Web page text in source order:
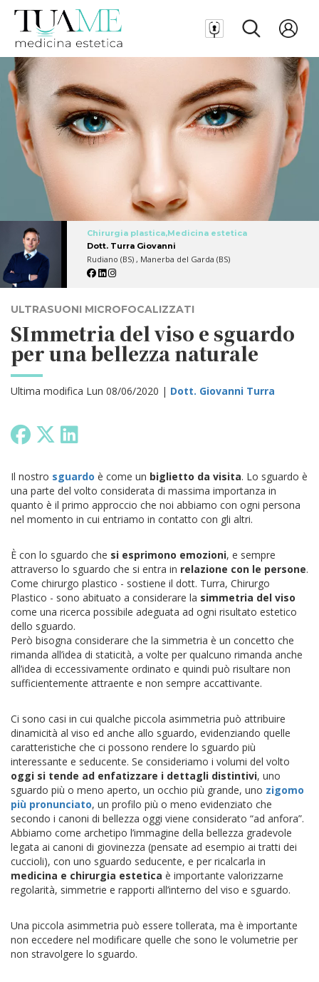
Chirurgia plastica,Medicina estetica
Dott. Turra Giovanni
Rudiano (BS) , Manerba del Garda (BS)
ULTRASUONI MICROFOCALIZZATI
SImmetria del viso e sguardo
per una bellezza naturale
Ultima modifica Lun 08/06/2020 | Dott. Giovanni Turra
Il nostro sguardo è come un biglietto da visita. Lo sguardo è
una parte del volto considerata di massima importanza in
quanto è il primo approccio che noi abbiamo con ogni persona
nel momento in cui entriamo in contatto con gli altri.
È con lo sguardo che si esprimono emozioni, e sempre
attraverso lo sguardo che si entra in relazione con le persone.
Come chirurgo plastico - sostiene il dott. Turra, Chirurgo
Plastico - sono abituato a considerare la simmetria del viso
come una ricerca possibile adeguata ad ogni risultato estetico
dello sguardo.
Però bisogna considerare che la simmetria è un concetto che
rimanda all’idea di staticità, a volte per qualcuno rimanda anche
all’idea di eccessivamente ordinato e quindi può risultare non
sufficientemente attraente e non sempre accattivante.
Ci sono casi in cui qualche piccola asimmetria può attribuire
dinamicità al viso ed anche allo sguardo, evidenziando quelle
caratteristiche che ci possono rendere lo sguardo più
interessante e seducente. Se consideriamo i volumi del volto
oggi si tende ad enfatizzare i dettagli distintivi, uno
sguardo più o meno aperto, un occhio più grande, uno zigomo
più pronunciato, un profilo più o meno evidenziato che
secondo i canoni di bellezza oggi viene considerato “ad anfora”.
Abbiamo come archetipo l’immagine della bellezza gradevole
legata ai canoni di giovinezza (pensate ad esempio ai tratti dei
cuccioli), con uno sguardo seducente, e per ricalcarla in
medicina e chirurgia estetica è importante valorizzarne
regolarità, simmetrie e rapporti all’interno del viso e sguardo.
Una piccola asimmetria può essere tollerata, ma è importante
non eccedere nel modificare quelle che sono le volumetrie per
non stravolgere lo sguardo.